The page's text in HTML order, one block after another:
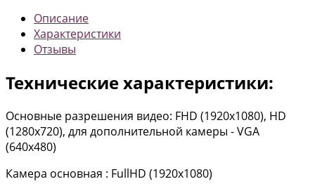
Описание
Характеристики
Отзывы
Технические характеристики:
Основные разрешения видео: FHD (1920x1080), HD
(1280x720), для дополнительной камеры - VGA
(640x480)
Камера основная : FullHD (1920x1080)